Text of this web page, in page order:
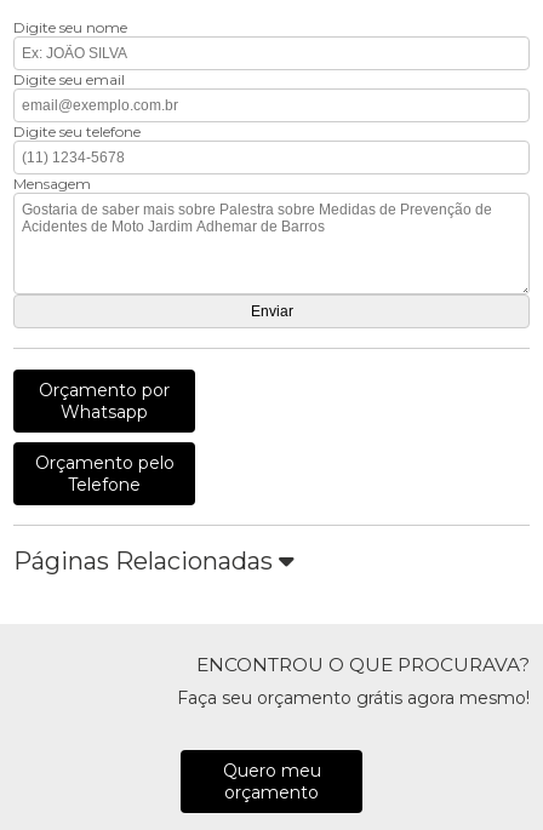
Digite seu nome
Digite seu email
Digite seu telefone
Mensagem
Orçamento por
Whatsapp
Orçamento pelo
Telefone
Páginas Relacionadas
ENCONTROU O QUE PROCURAVA?
Faça seu orçamento grátis agora mesmo!
Quero meu
orçamento